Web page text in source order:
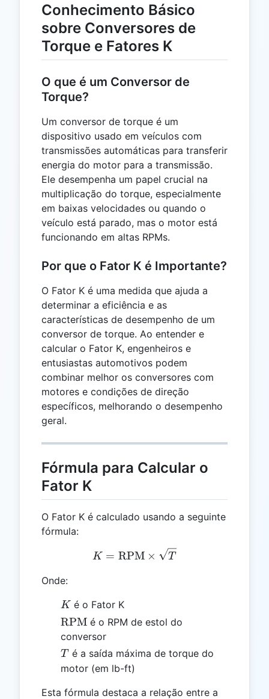
Conhecimento Básico
sobre Conversores de
Torque e Fatores K
O que é um Conversor de
Torque?
Um conversor de torque é um
dispositivo usado em veículos com
transmissões automáticas para transferir
energia do motor para a transmissão.
Ele desempenha um papel crucial na
multiplicação do torque, especialmente
em baixas velocidades ou quando o
veículo está parado, mas o motor está
funcionando em altas RPMs.
Por que o Fator K é Importante?
O Fator K é uma medida que ajuda a
determinar a eficiência e as
características de desempenho de um
conversor de torque. Ao entender e
calcular o Fator K, engenheiros e
entusiastas automotivos podem
combinar melhor os conversores com
motores e condições de direção
específicos, melhorando o desempenho
geral.
Fórmula para Calcular o
Fator K
O Fator K é calculado usando a seguinte
fórmula:
K = \text{RPM} \times
K = RPM × T
Onde:
K
K é o Fator K
\text{RPM}
RPM é o RPM de estol do
conversor
T
T é a saída máxima de torque do
motor (em lb-ft)
Esta fórmula destaca a relação entre a